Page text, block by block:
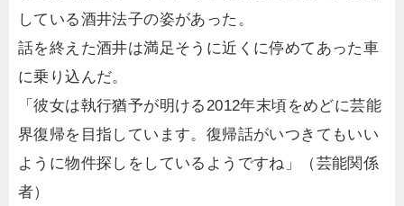
している酒井法子の姿があった。
話を終えた酒井は満足そうに近くに停めてあった車
に乗り込んだ。
「彼女は執行猶予が明ける2012年末頃をめどに芸能
界復帰を目指しています。復帰話がいつきてもいい
ように物件探しをしているようですね」（芸能関係
者）